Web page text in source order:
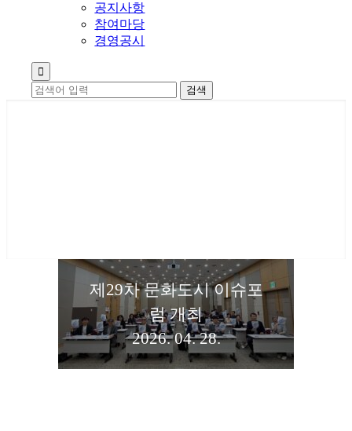
공지사항
참여마당
경영공시

제29차 문화도시 이슈포
럼 개최
2026. 04. 28.